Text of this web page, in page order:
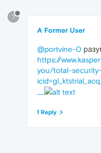
?
A Former User
@portvine-0
https://
you/total-
1 Reply